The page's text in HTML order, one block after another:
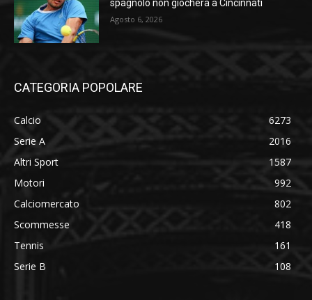
spagnolo non giocherà a Cincinnati
Agosto 6, 2026
CATEGORIA POPOLARE
Calcio
6273
Serie A
2016
Altri Sport
1587
Motori
992
Calciomercato
802
Scommesse
418
Tennis
161
Serie B
108